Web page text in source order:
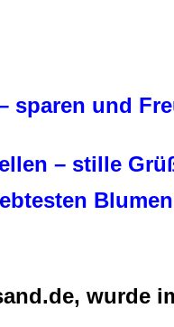
sparen und
– stille
wurde